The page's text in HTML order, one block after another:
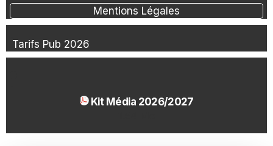
Mentions Légales
Tarifs Pub 2026
Kit Média 2026/2027